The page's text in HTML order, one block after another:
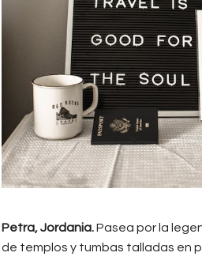
Petra, Jordania.Pasea por la
de templos y tumbas talladas en